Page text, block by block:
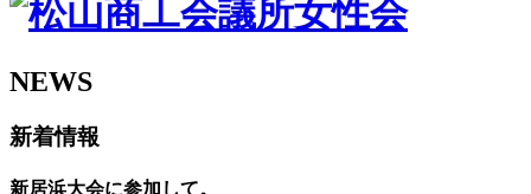
NEWS
新着情報
新居浜大会に参加して。